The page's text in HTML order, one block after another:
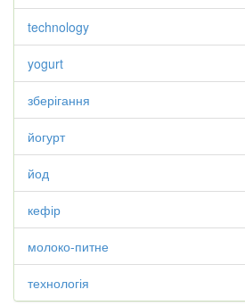
technology
yogurt
зберігання
йогурт
йод
кефір
молоко-питне
технологія